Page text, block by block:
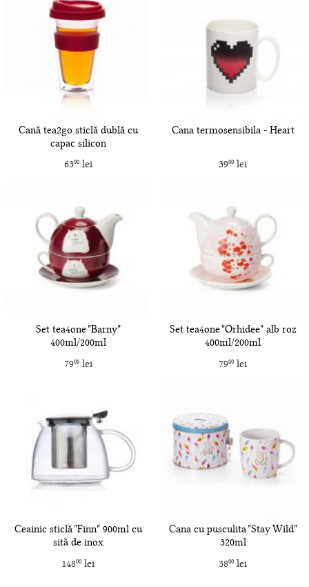
Cană tea2go sticlă dublă cu
capac silicon
6300lei
Cana termosensibila - Heart
3900lei
Set tea4one "Barny"
400ml/200ml
7900lei
Set tea4one "Orhidee" alb roz
400ml/200ml
7900lei
Ceainic sticlă "Finn" 900ml cu
sită de inox
14800 lei
Cana cu pusculita "Stay Wild"
320ml
3800lei